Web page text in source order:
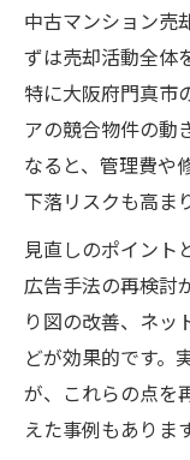
中古マンション売
ずは売却活動全体
特に大阪府門真市
アの競合物件の動
なると、管理費や
下落リスクも高ま
見直しのポイント
広告手法の再検討
り図の改善、ネッ
どが効果的です。
が、これらの点を
えた事例もあります